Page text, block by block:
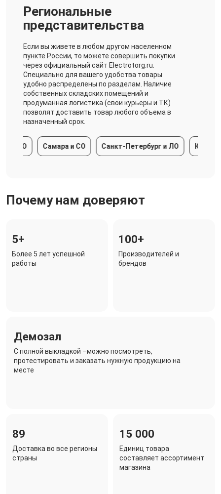
Региональные
представительства
Если вы живете в любом другом населенном
пункте России, то можете совершить покупки
через официальный сайт Electrotorg.ru.
Специально для вашего удобства товары
удобно распределены по разделам. Наличие
собственных складских помещений и
продуманная логистика (свои курьеры и ТК)
позволят доставить товар любого объема в
назначенный срок.
Самара и СО Санкт-Петербург и ЛО
Почему нам доверяют
5+
Более 5 лет успешной
работы
100+
Производителей и
брендов
Демозал
C полной выкладкой –можно посмотреть,
протестировать и заказать нужную продукцию на
месте
89
Доставка во все регионы
страны
15 000
Единиц товара
составляет ассортимент
магазина